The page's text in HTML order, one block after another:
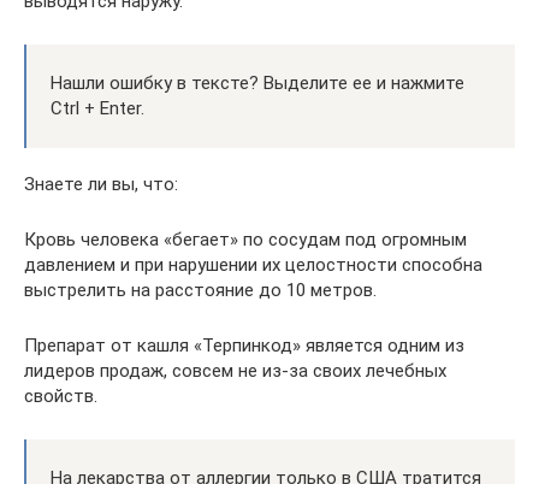
Нашли ошибку в тексте? Выделите ее и нажмите
Ctrl + Enter.
Знаете ли вы, что:
Кровь человека «бегает» по сосудам под огромным
давлением и при нарушении их целостности способна
выстрелить на расстояние до 10 метров.
Препарат от кашля «Терпинкод» является одним из
лидеров продаж, совсем не из-за своих лечебных
свойств.
На лекарства от аллергии только в США тратится